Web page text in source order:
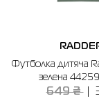
Футболка дитяча
зелена
649 ₴